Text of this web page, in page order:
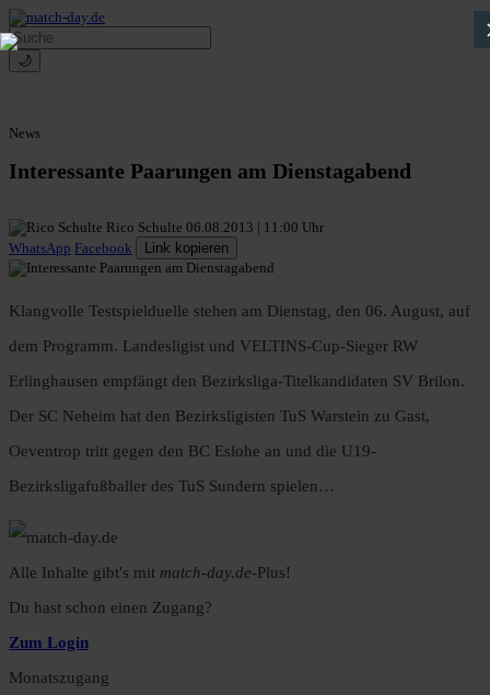
🌙
News
Interessante Paarungen am Dienstagabend
Rico Schulte 06.08.2013 | 11:00 Uhr
WhatsApp Facebook Link kopieren
Klangvolle Testspielduelle stehen am Dienstag, den 06. August, auf
dem Programm. Landesligist und VELTINS-Cup-Sieger RW
Erlinghausen empfängt den Bezirksliga-Titelkandidaten SV Brilon.
Der SC Neheim hat den Bezirksligisten TuS Warstein zu Gast,
Oeventrop tritt gegen den BC Eslohe an und die U19-
Bezirksligafußballer des TuS Sundern spielen…
Alle Inhalte gibt's mit match-day.de-Plus!
Du hast schon einen Zugang?
Zum Login
Monatszugang